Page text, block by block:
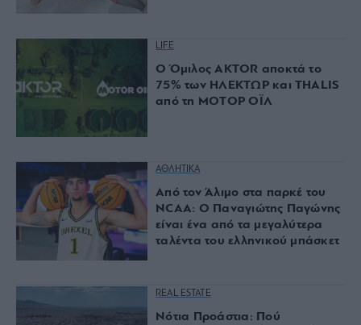
LIFE
Ο Όμιλος AKTOR αποκτά το
75% των ΗΛΕΚΤΩΡ και THALIS
από τη ΜΟΤΟΡ ΟΪΛ
ΑΘΛΗΤΙΚΑ
Από τον Άλιμο στα παρκέ του
NCAA: Ο Παναγιώτης Παγώνης
είναι ένα από τα μεγαλύτερα
ταλέντα του ελληνικού μπάσκετ
REAL ESTATE
Νότια Προάστια: Πού